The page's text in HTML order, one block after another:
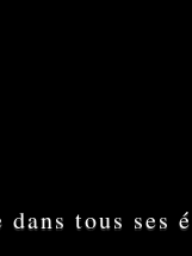
tous ses